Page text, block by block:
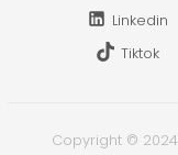
Linkedin
Tiktok
Copyright © 2024